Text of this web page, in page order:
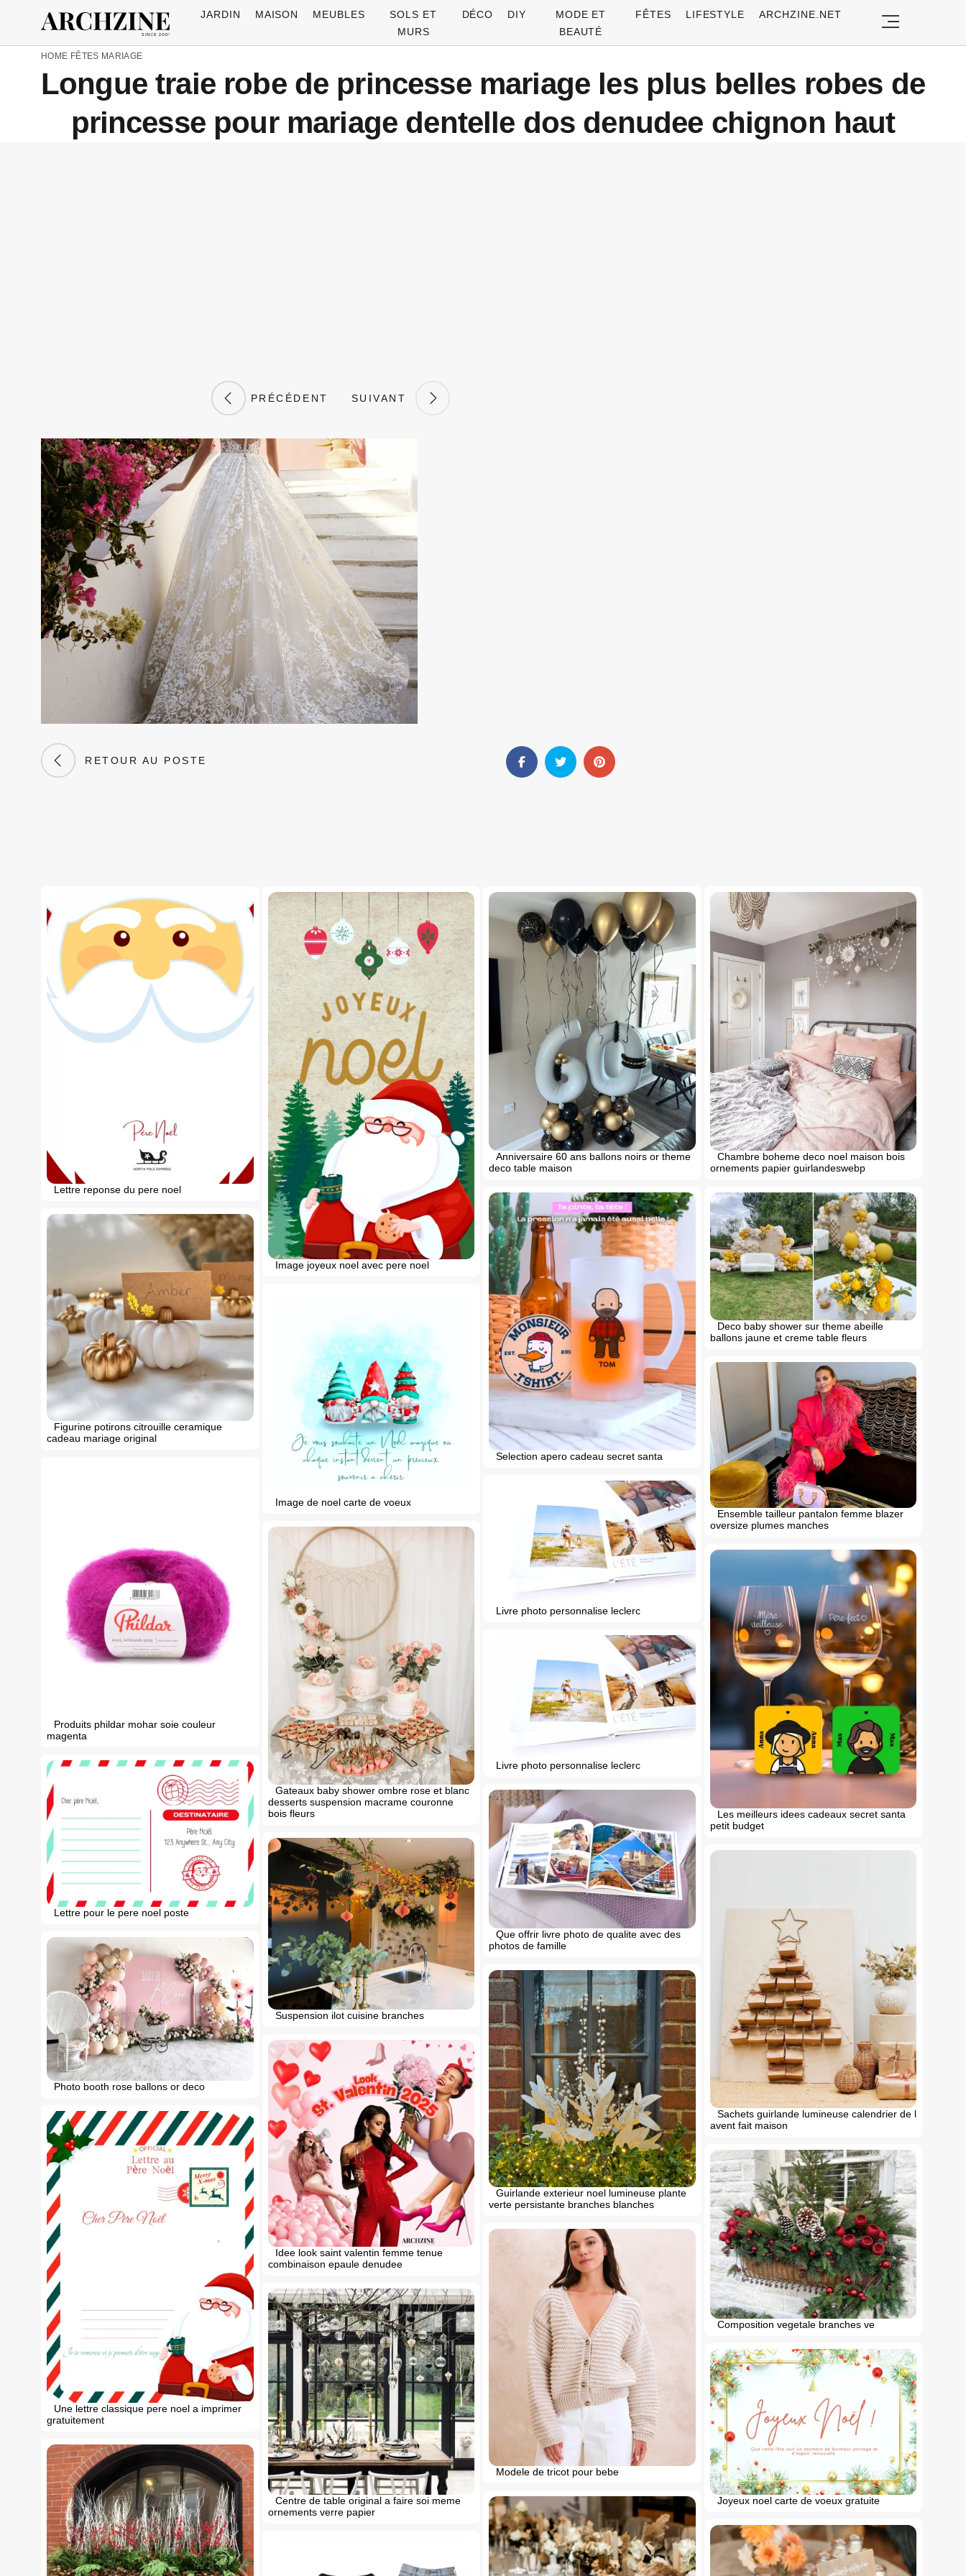
JARDIN MAISON MEUBLES
SOLS ET
MURS
DÉCO DIY
MODE ET
BEAUTÉ
FÊTES LIFESTYLE ARCHZINE.NET
HOME FÊTES MARIAGE
Longue traie robe de princesse mariage les plus belles robes de
princesse pour mariage dentelle dos denudee chignon haut
PRÉCÉDENT SUIVANT
RETOUR AU POSTE
Lettre reponse du pere noel
Image joyeux noel avec pere noel
Anniversaire 60 ans ballons noirs or theme
deco table maison
Chambre boheme deco noel maison bois
ornements papier guirlandeswebp
Selection apero cadeau secret santa
Deco baby shower sur theme abeille
ballons jaune et creme table fleurs
Figurine potirons citrouille ceramique
cadeau mariage original
Image de noel carte de voeux
Ensemble tailleur pantalon femme blazer
oversize plumes manches
Produits phildar mohar soie couleur
magenta
Livre photo personnalise leclerc
Gateaux baby shower ombre rose et blanc
desserts suspension macrame couronne
bois fleurs
Les meilleurs idees cadeaux secret santa
petit budget
Livre photo personnalise leclerc
Lettre pour le pere noel poste
Que offrir livre photo de qualite avec des
photos de famille
Suspension ilot cuisine branches
Sachets guirlande lumineuse calendrier de l
avent fait maison
Photo booth rose ballons or deco
Guirlande exterieur noel lumineuse plante
verte persistante branches blanches
Idee look saint valentin femme tenue
combinaison epaule denudee
Une lettre classique pere noel a imprimer
gratuitement
Composition vegetale branches ve
Modele de tricot pour bebe
Centre de table original a faire soi meme
ornements verre papier
Joyeux noel carte de voeux gratuite